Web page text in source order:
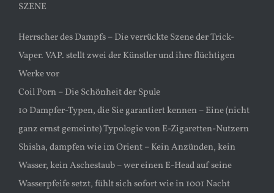
SZENE
Herrscher des Dampfs – Die verrückte Szene der Trick-
Vaper. VAP. stellt zwei der Künstler und ihre flüchtigen
Werke vor
Coil Porn – Die Schönheit der Spule
10 Dampfer-Typen, die Sie garantiert kennen – Eine (nicht
ganz ernst gemeinte) Typologie von E-Zigaretten-Nutzern
Shisha, dampfen wie im Orient – Kein Anzünden, kein
Wasser, kein Aschestaub – wer einen E-Head auf seine
Wasserpfeife setzt, fühlt sich sofort wie in 1001 Nacht